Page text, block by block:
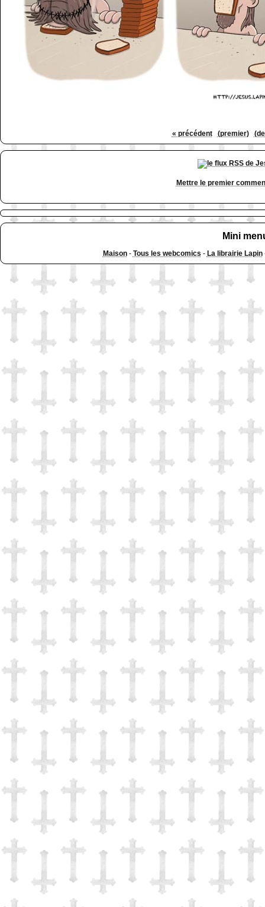
http://www.lefabz.com/
« précédent (premier)
Mettre le premier
Mini
Maison- Tous les webcomics - La librairie Lapin